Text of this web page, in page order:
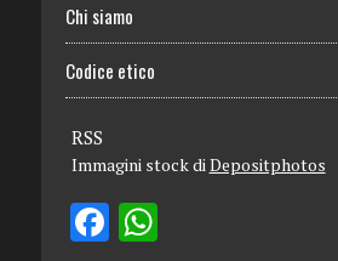
Chi siamo
Codice etico
RSS
Immagini stock di Depositphotos